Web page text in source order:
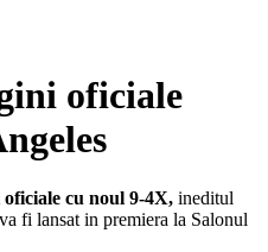
oficiale
cu noul 9-4X, ineditul
fi lansat in premiera la Salonul